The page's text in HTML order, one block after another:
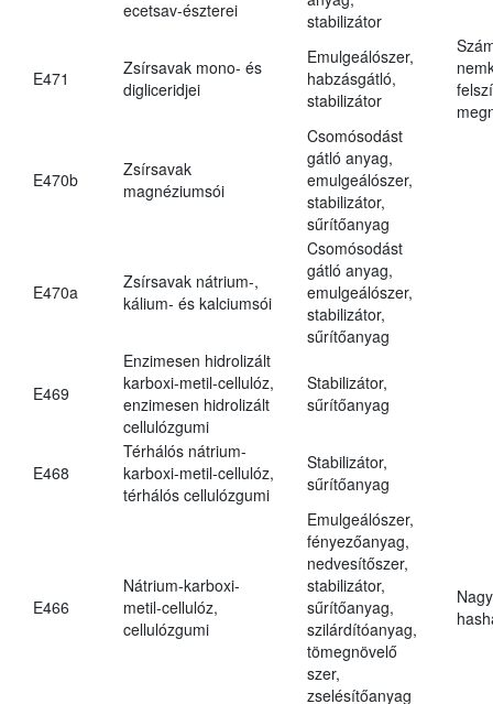
ecetsav-észterei
stabilizátor
E471
Zsírsavak mono- és
digliceridjei
Emulgeálószer,
habzásgátló,
stabilizátor
E470b
Zsírsavak
magnéziumsói
Csomósodást
gátló anyag,
emulgeálószer,
stabilizátor,
sűrítőanyag
E470a
Zsírsavak nátrium-,
kálium- és kalciumsói
Csomósodást
gátló anyag,
emulgeálószer,
stabilizátor,
sűrítőanyag
E469
Enzimesen hidrolizált
karboxi-metil-cellulóz,
enzimesen hidrolizált
cellulózgumi
Stabilizátor,
sűrítőanyag
E468
Térhálós nátrium-
karboxi-metil-cellulóz,
térhálós cellulózgumi
Stabilizátor,
sűrítőanyag
E466
Nátrium-karboxi-
metil-cellulóz,
cellulózgumi
Emulgeálószer,
fényezőanyag,
nedvesítőszer,
stabilizátor,
sűrítőanyag,
szilárdítóanyag,
tömegnövelő
szer,
zselésítőanyag